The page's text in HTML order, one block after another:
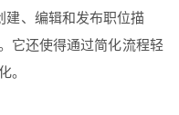
建、编辑和发布职位描
它还使得通过简化流程轻
。